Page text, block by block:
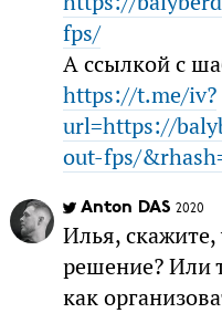
fps/
А ссылкой с
https://t.me/iv?
url=https://
out-fps/
Anton DAS 2020
Илья, скажите,
решение? Или
как